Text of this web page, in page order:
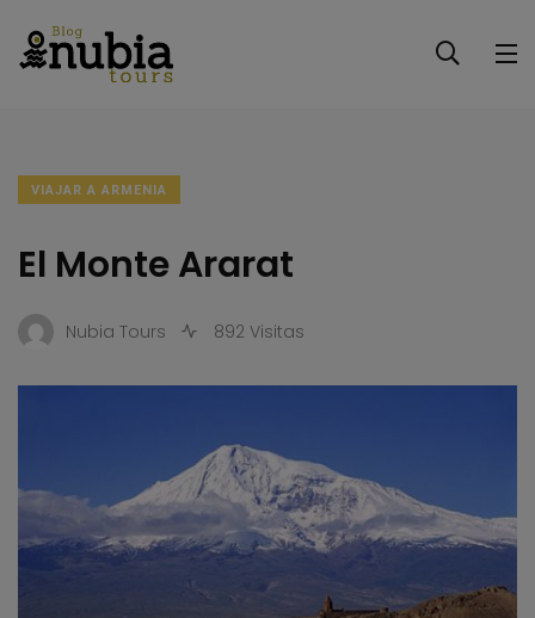
VIAJAR A ARMENIA
El Monte Ararat
Nubia Tours 892 Visitas